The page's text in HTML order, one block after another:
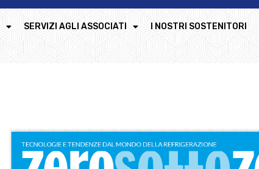
SERVIZI AGLI ASSOCIATI I NOSTRI SOSTENITORI